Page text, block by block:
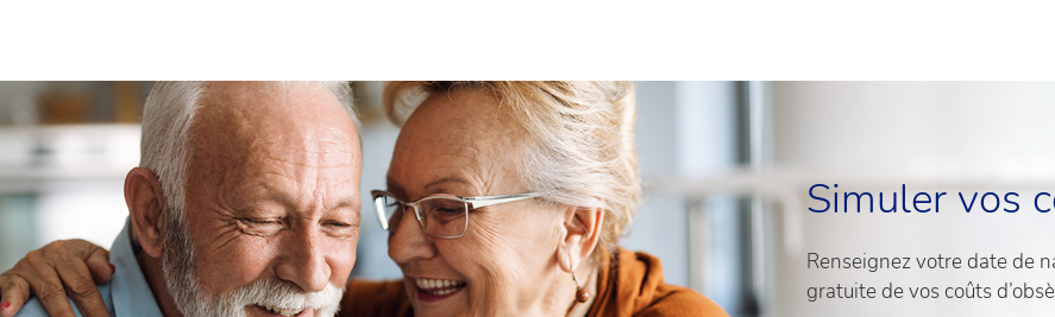
Simuler vos
Renseignez votre date de
gratuite de vos coûts